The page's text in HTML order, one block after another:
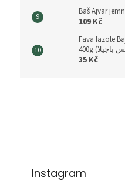
Baš Ajvar
109 Kč
Fava fazole
35 Kč
Instagram